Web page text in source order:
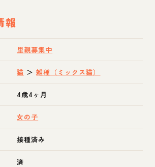
報
里親募集中
猫 ＞雑種（ミックス猫）
4歳4ヶ月
女の子
接種済み
済